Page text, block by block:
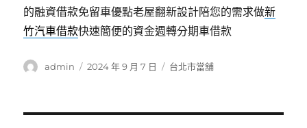
的融資借款免留車優點老屋翻新設計陪您的需求做新
竹汽車借款快速簡便的資金週轉分期車借款
作
admin
發
2024 年 9 月 7 日
分
台北市當舖